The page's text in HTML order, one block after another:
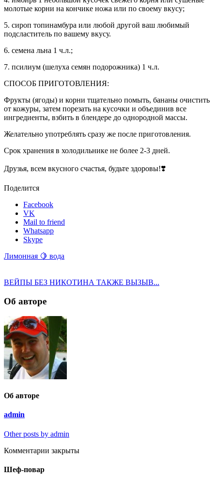
молотые корни на кончике ножа или по своему вкусу;
5. сироп топинамбура или любой другой ваш любимый
подсластитель по вашему вкусу.
6. семена льна 1 ч.л.;
7. псилиум (шелуха семян подорожника) 1 ч.л.
СПОСОБ ПРИГОТОВЛЕНИЯ:
Фрукты (ягоды) и корни тщательно помыть, бананы очистить
от кожуры, затем порезать на кусочки и объединив все
ингредиенты, взбить в блендере до однородной массы.
Желательно употреблять сразу же после приготовления.
Срок хранения в холодильнике не более 2-3 дней.
Друзья, всем вкусного счастья, будьте здоровы!❣️
Поделится
Facebook
VK
Mail to friend
Whatsapp
Skype
Лимонная 🍋 вода
ВЕЙПЫ БЕЗ НИКОТИНА ТАКЖЕ ВЫЗЫВ...
Об авторе
Об авторе
admin
Other posts by admin
Комментарии закрыты
Шеф-повар